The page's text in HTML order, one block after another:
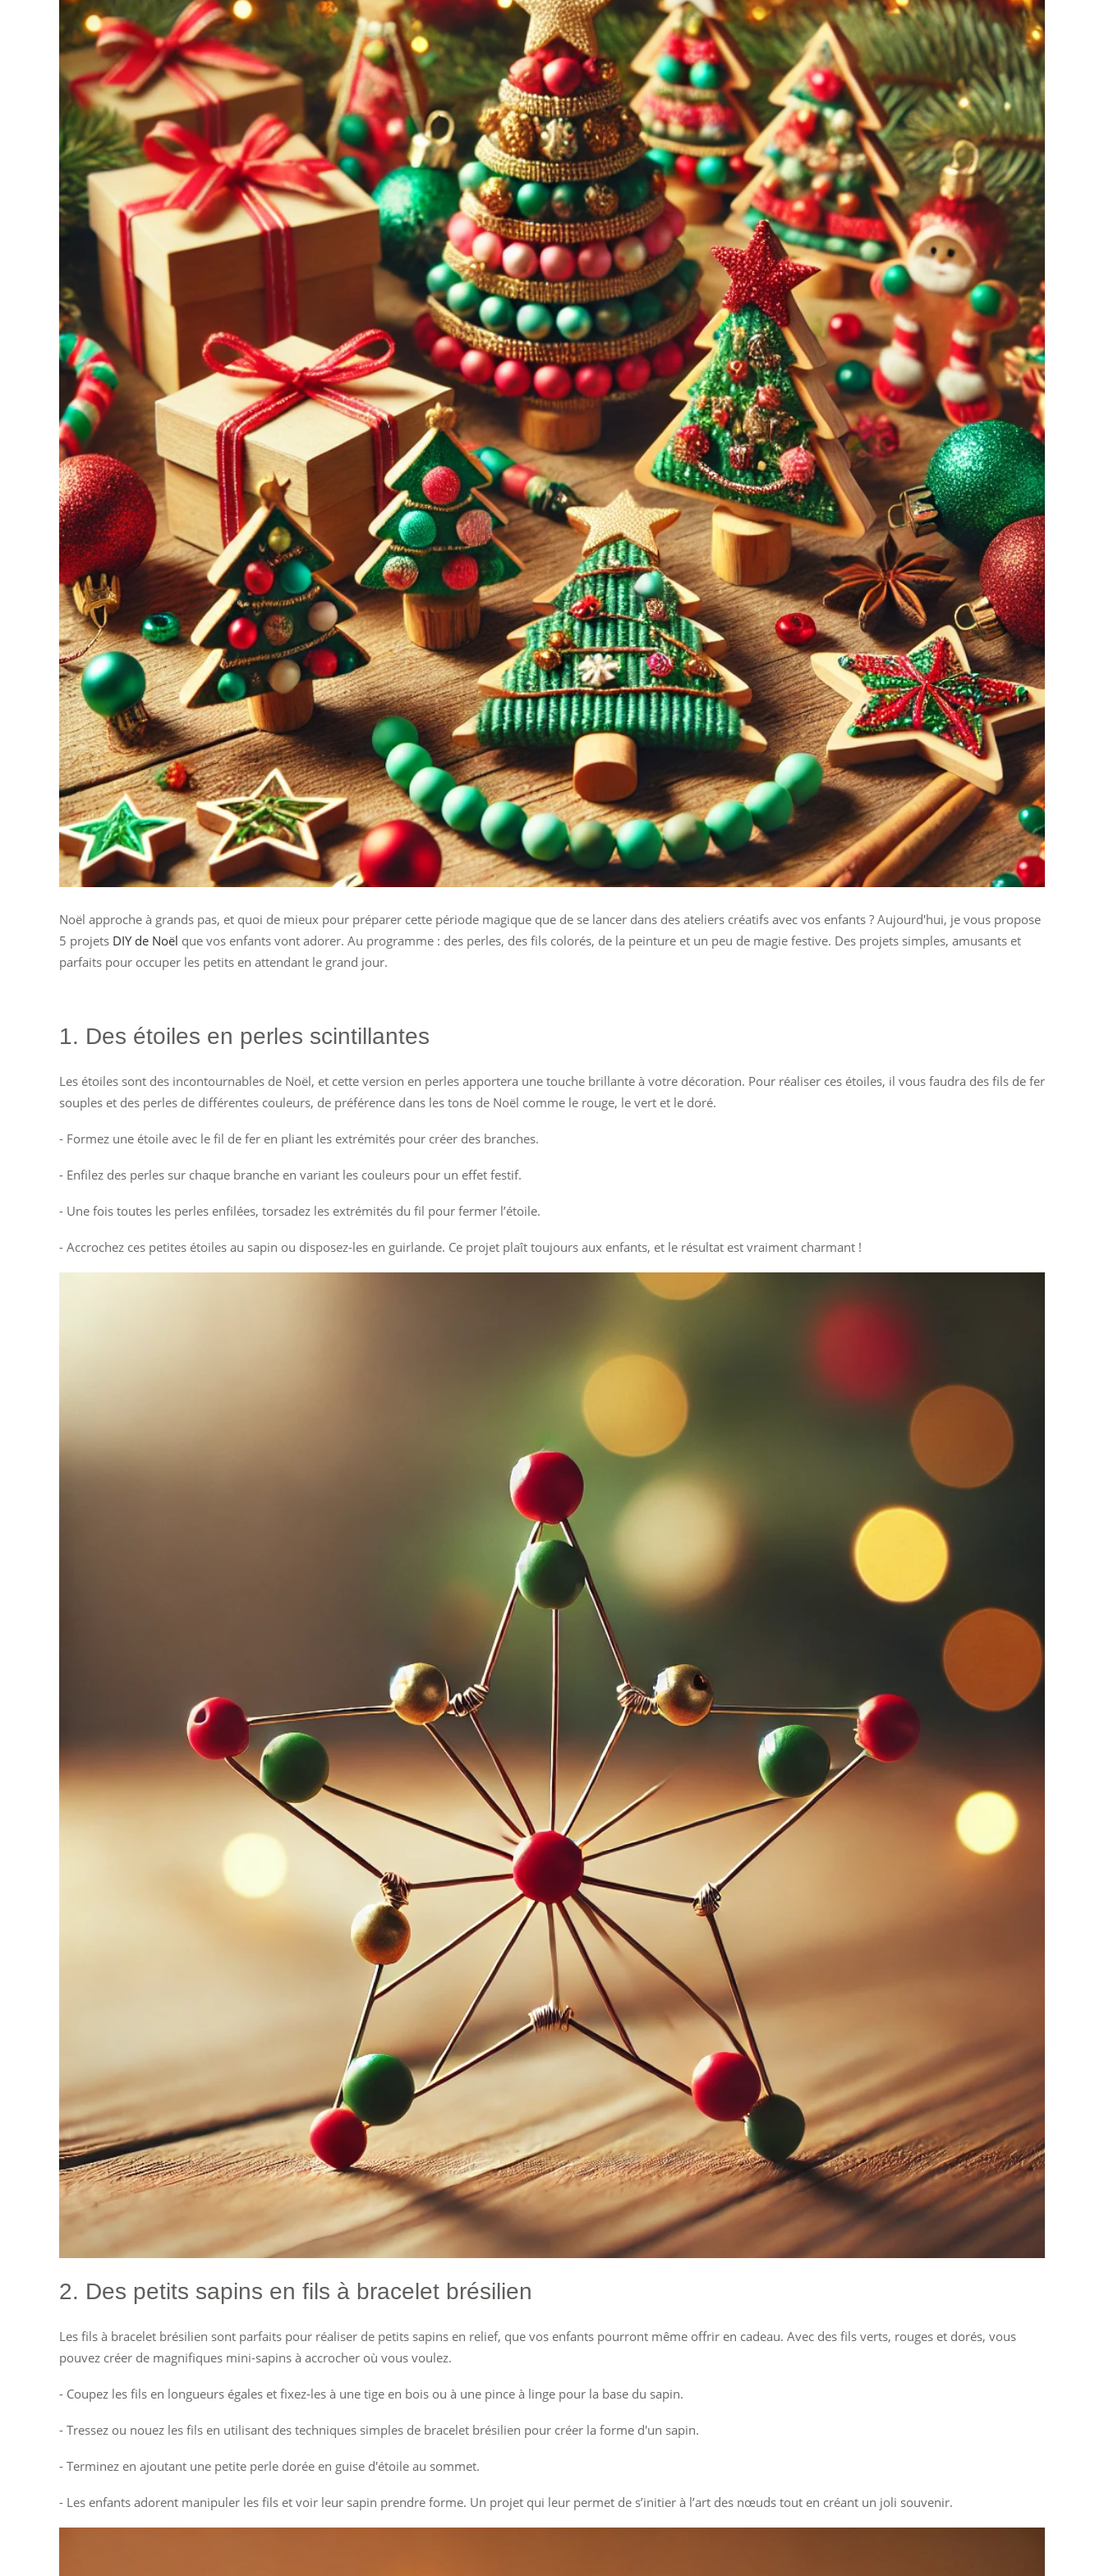
Noël approche à grands pas, et quoi de mieux pour préparer cette période magique que de se lancer dans des ateliers créatifs avec vos enfants ? Aujourd'hui, je vous propose
5 projets DIY de Noël que vos enfants vont adorer. Au programme : des perles, des fils colorés, de la peinture et un peu de magie festive. Des projets simples, amusants et
parfaits pour occuper les petits en attendant le grand jour.
1. Des étoiles en perles scintillantes
Les étoiles sont des incontournables de Noël, et cette version en perles apportera une touche brillante à votre décoration. Pour réaliser ces étoiles, il vous faudra des fils de fer
souples et des perles de différentes couleurs, de préférence dans les tons de Noël comme le rouge, le vert et le doré.
- Formez une étoile avec le fil de fer en pliant les extrémités pour créer des branches.
- Enfilez des perles sur chaque branche en variant les couleurs pour un effet festif.
- Une fois toutes les perles enfilées, torsadez les extrémités du fil pour fermer l’étoile.
- Accrochez ces petites étoiles au sapin ou disposez-les en guirlande. Ce projet plaît toujours aux enfants, et le résultat est vraiment charmant !
2. Des petits sapins en fils à bracelet brésilien
Les fils à bracelet brésilien sont parfaits pour réaliser de petits sapins en relief, que vos enfants pourront même offrir en cadeau. Avec des fils verts, rouges et dorés, vous
pouvez créer de magnifiques mini-sapins à accrocher où vous voulez.
- Coupez les fils en longueurs égales et fixez-les à une tige en bois ou à une pince à linge pour la base du sapin.
- Tressez ou nouez les fils en utilisant des techniques simples de bracelet brésilien pour créer la forme d'un sapin.
- Terminez en ajoutant une petite perle dorée en guise d'étoile au sommet.
- Les enfants adorent manipuler les fils et voir leur sapin prendre forme. Un projet qui leur permet de s’initier à l’art des nœuds tout en créant un joli souvenir.